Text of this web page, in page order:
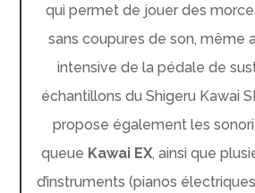
qui permet de jouer des
sans coupures de son, même
intensive de la pédale de
échantillons du Shigeru Kawai
propose également les
queue Kawai EX, ainsi que
d’instruments (pianos